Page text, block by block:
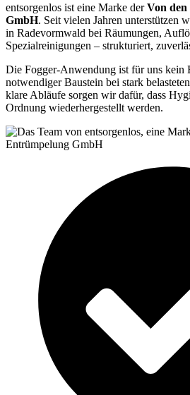
entsorgenlos ist eine Marke derVon
GmbH. Seit vielen Jahren unterstützen
in Radevormwald bei Räumungen,
Spezialreinigungen – strukturiert,
Die Fogger-Anwendung ist für uns kein
notwendiger Baustein bei stark
klare Abläufe sorgen wir dafür, dass
Ordnung wiederhergestellt werden.